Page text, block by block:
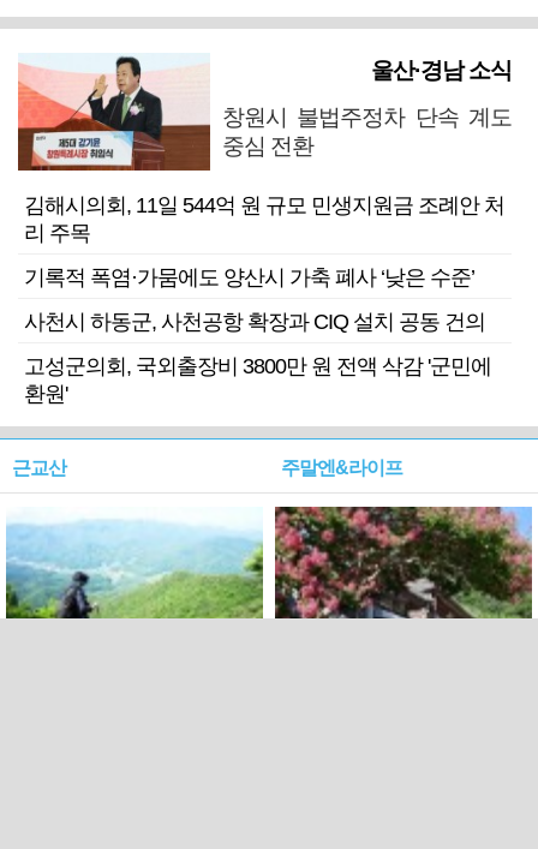
울산·경남 소식
창원시 불법주정차 단속 계도
중심 전환
김해시의회, 11일 544억 원 규모 민생지원금 조례안 처
리 주목
기록적 폭염·가뭄에도 양산시 가축 폐사 ‘낮은 수준’
사천시 하동군, 사천공항 확장과 CIQ 설치 공동 건의
고성군의회, 국외출장비 3800만 원 전액 삭감 '군민에
환원'
근교산 주말엔&라이프